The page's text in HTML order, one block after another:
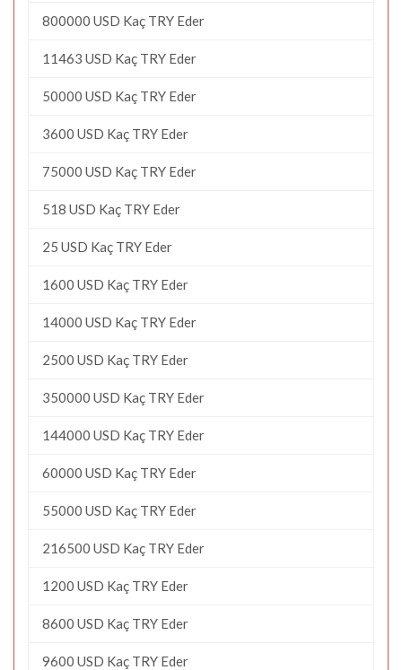
800000 USD Kaç TRY Eder
11463 USD Kaç TRY Eder
50000 USD Kaç TRY Eder
3600 USD Kaç TRY Eder
75000 USD Kaç TRY Eder
518 USD Kaç TRY Eder
25 USD Kaç TRY Eder
1600 USD Kaç TRY Eder
14000 USD Kaç TRY Eder
2500 USD Kaç TRY Eder
350000 USD Kaç TRY Eder
144000 USD Kaç TRY Eder
60000 USD Kaç TRY Eder
55000 USD Kaç TRY Eder
216500 USD Kaç TRY Eder
1200 USD Kaç TRY Eder
8600 USD Kaç TRY Eder
9600 USD Kaç TRY Eder